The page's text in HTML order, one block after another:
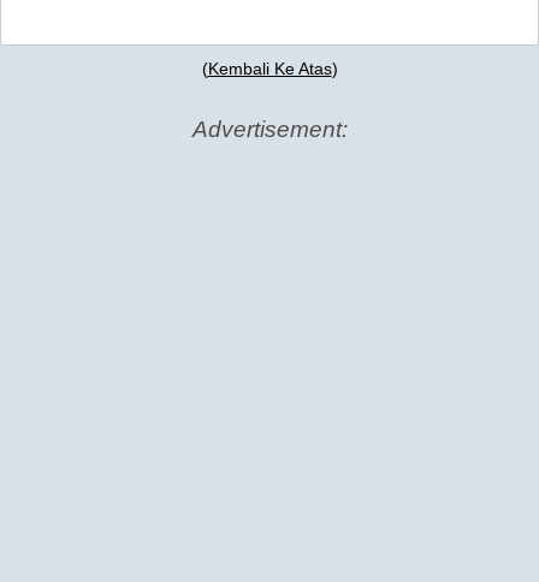
(Kembali Ke Atas)
Advertisement: